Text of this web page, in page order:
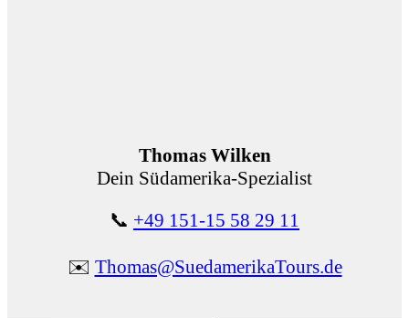
Thomas Wilken
Dein Südamerika-Spezialist
📞 +49 151-15 58 29 11
✉️ Thomas@SuedamerikaTours.de